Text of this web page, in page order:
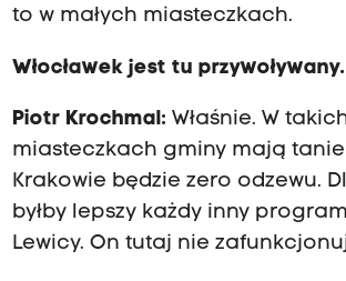
to w małych miasteczkach.
Włocławek jest tu przywoływany.
Piotr Krochmal: Właśnie. W
miasteczkach gminy mają tanie
Krakowie będzie zero odzewu.
byłby lepszy każdy inny
Lewicy. On tutaj nie